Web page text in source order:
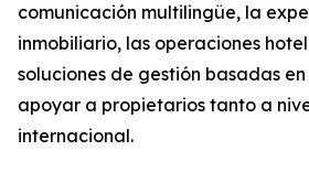
comunicación multilingüe, la
inmobiliario, las operaciones
soluciones de gestión basadas
apoyar a propietarios tanto a
internacional.